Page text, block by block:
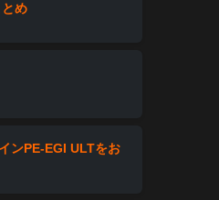
め
ンPE-EGI ULTをお